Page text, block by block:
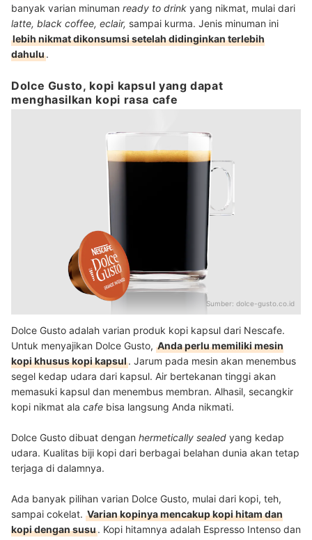
banyak varian minuman ready to drink yang nikmat, mulai dari
latte, black coffee, eclair, sampai kurma. Jenis minuman ini
lebih nikmat dikonsumsi setelah didinginkan terlebih
dahulu.
Dolce Gusto, kopi kapsul yang dapat
menghasilkan kopi rasa cafe
Sumber: dolce-gusto.co.id
Dolce Gusto adalah varian produk kopi kapsul dari Nescafe.
Untuk menyajikan Dolce Gusto, Anda perlu memiliki mesin
kopi khusus kopi kapsul. Jarum pada mesin akan menembus
segel kedap udara dari kapsul. Air bertekanan tinggi akan
memasuki kapsul dan menembus membran. Alhasil, secangkir
kopi nikmat ala cafe bisa langsung Anda nikmati.
Dolce Gusto dibuat dengan hermetically sealed yang kedap
udara. Kualitas biji kopi dari berbagai belahan dunia akan tetap
terjaga di dalamnya.
Ada banyak pilihan varian Dolce Gusto, mulai dari kopi, teh,
sampai cokelat. Varian kopinya mencakup kopi hitam dan
kopi dengan susu. Kopi hitamnya adalah Espresso Intenso dan